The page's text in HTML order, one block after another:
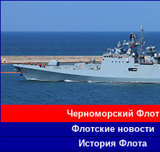
Черноморский Флот
Флотские новости
История Флота